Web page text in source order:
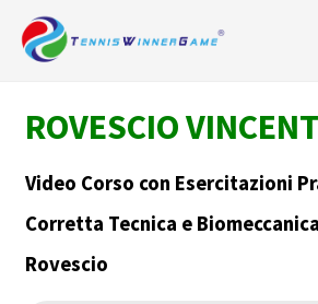
ROVESCIO
Video Corso con Esercitazioni
Corretta Tecnica e
Rovescio